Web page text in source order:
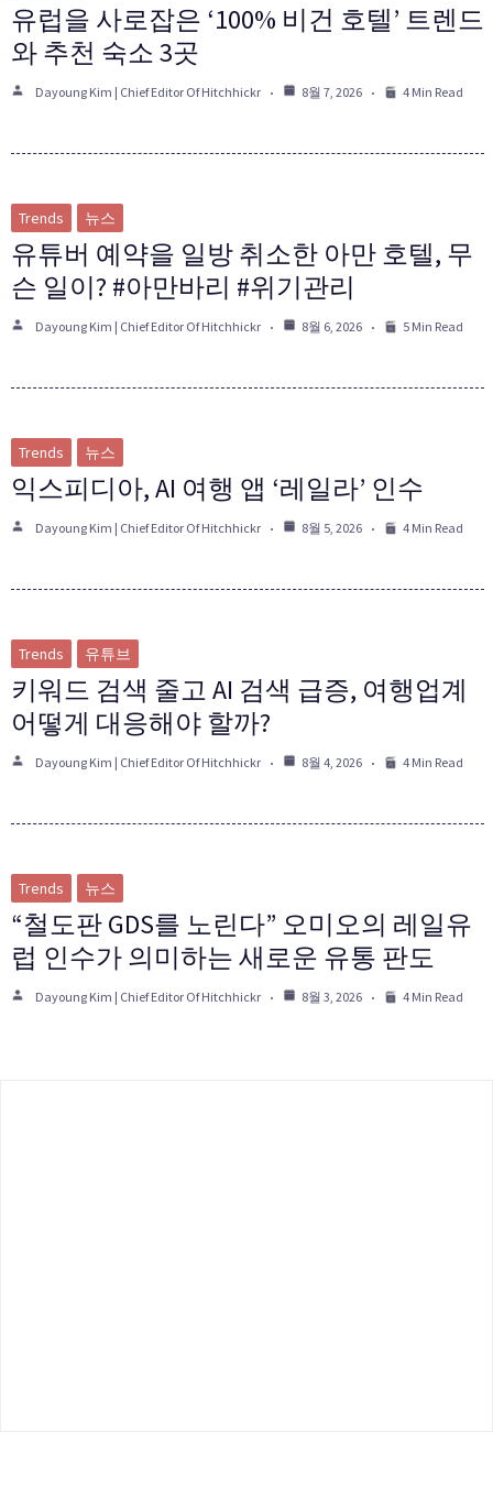
유럽을 사로잡은 ‘100% 비건 호텔’ 트렌드
와 추천 숙소 3곳
Dayoung Kim | Chief Editor Of Hitchhickr 8월 7, 2026 4 Min Read
Trends 뉴스
유튜버 예약을 일방 취소한 아만 호텔, 무
슨 일이? #아만바리 #위기관리
Dayoung Kim | Chief Editor Of Hitchhickr 8월 6, 2026 5 Min Read
Trends 뉴스
익스피디아, AI 여행 앱 ‘레일라’ 인수
Dayoung Kim | Chief Editor Of Hitchhickr 8월 5, 2026 4 Min Read
Trends 유튜브
키워드 검색 줄고 AI 검색 급증, 여행업계
어떻게 대응해야 할까?
Dayoung Kim | Chief Editor Of Hitchhickr 8월 4, 2026 4 Min Read
Trends 뉴스
“철도판 GDS를 노린다” 오미오의 레일유
럽 인수가 의미하는 새로운 유통 판도
Dayoung Kim | Chief Editor Of Hitchhickr 8월 3, 2026 4 Min Read